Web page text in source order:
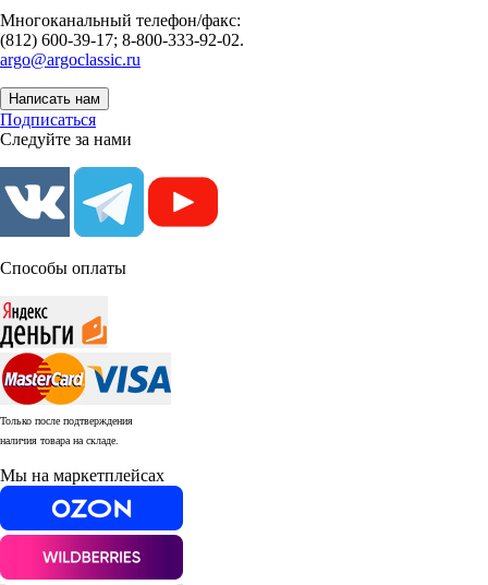
Многоканальный телефон/факс:
(812) 600-39-17; 8-800-333-92-02.
argo@argoclassic.ru
Написать нам
Подписаться
Следуйте за нами
Способы оплаты
Только после подтверждения
наличия товара на складе.
Мы на маркетплейсах